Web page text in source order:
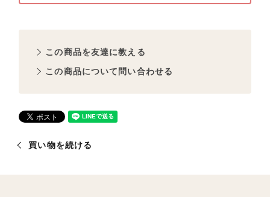
この商品を友達に教える
この商品について問い合わせる
買い物を続ける